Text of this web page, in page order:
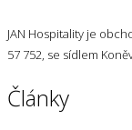
JAN Hospitality je
57 752, se sídlem
Články